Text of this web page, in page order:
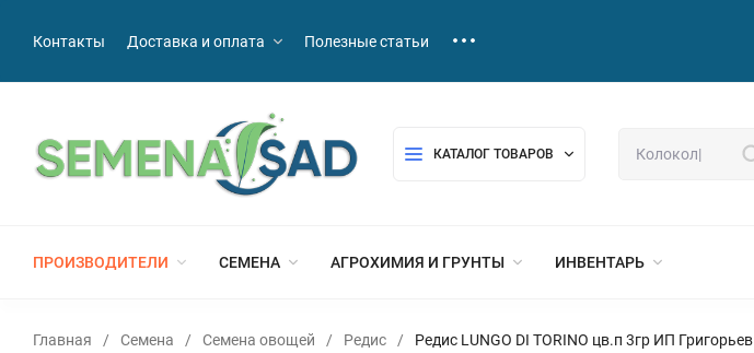
Контакты Доставка и оплата Полезные статьи
КАТАЛОГ ТОВАРОВ
ПРОИЗВОДИТЕЛИ СЕМЕНА АГРОХИМИЯ И ГРУНТЫ ИНВЕНТАРЬ
Главная / Семена / Семена овощей / Редис / Редис LUNGO DI TORINO цв.п 3гр ИП Григорьев